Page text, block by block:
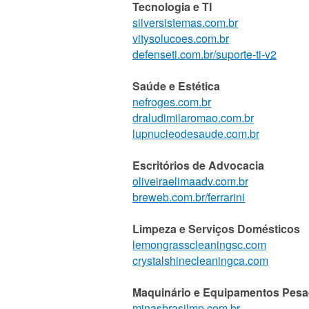
Tecnologia e TI
silversistemas.com.br
vitysolucoes.com.br
defenseti.com.br/suporte-ti-v2
Saúde e Estética
nefroges.com.br
draludimilaromao.com.br
lupnucleodesaude.com.br
Escritórios de Advocacia
oliveiraelimaadv.com.br
breweb.com.br/ferrarini
Limpeza e Serviços Domésticos
lemongrasscleaningsc.com
crystalshinecleaningca.com
Maquinário e Equipamentos